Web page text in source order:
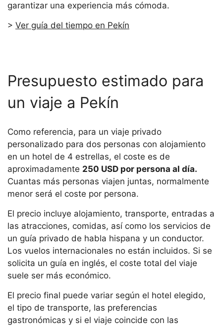
garantizar una experiencia más cómoda.
> Ver guía del tiempo en Pekín
Presupuesto estimado para
un viaje a Pekín
Como referencia, para un viaje privado
personalizado para dos personas con alojamiento
en un hotel de 4 estrellas, el coste es de
aproximadamente 250 USD por persona al día.
Cuantas más personas viajen juntas, normalmente
menor será el coste por persona.
El precio incluye alojamiento, transporte, entradas a
las atracciones, comidas, así como los servicios de
un guía privado de habla hispana y un conductor.
Los vuelos internacionales no están incluidos. Si se
solicita un guía en inglés, el coste total del viaje
suele ser más económico.
El precio final puede variar según el hotel elegido,
el tipo de transporte, las preferencias
gastronómicas y si el viaje coincide con las